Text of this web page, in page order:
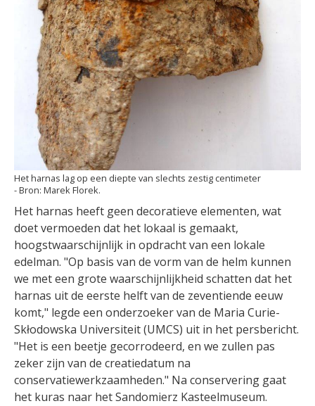
Het harnas lag op een diepte van slechts zestig centimeter
Marek Florek.
Het harnas heeft geen decoratieve elementen, wat
doet vermoeden dat het lokaal is gemaakt,
hoogstwaarschijnlijk in opdracht van een lokale
edelman. "Op basis van de vorm van de helm kunnen
we met een grote waarschijnlijkheid schatten dat het
harnas uit de eerste helft van de zeventiende eeuw
komt," legde een onderzoeker van de Maria Curie-
Skłodowska Universiteit (UMCS) uit in het persbericht.
"Het is een beetje gecorrodeerd, en we zullen pas
zeker zijn van de creatiedatum na
conservatiewerkzaamheden." Na conservering gaat
het kuras naar het Sandomierz Kasteelmuseum.